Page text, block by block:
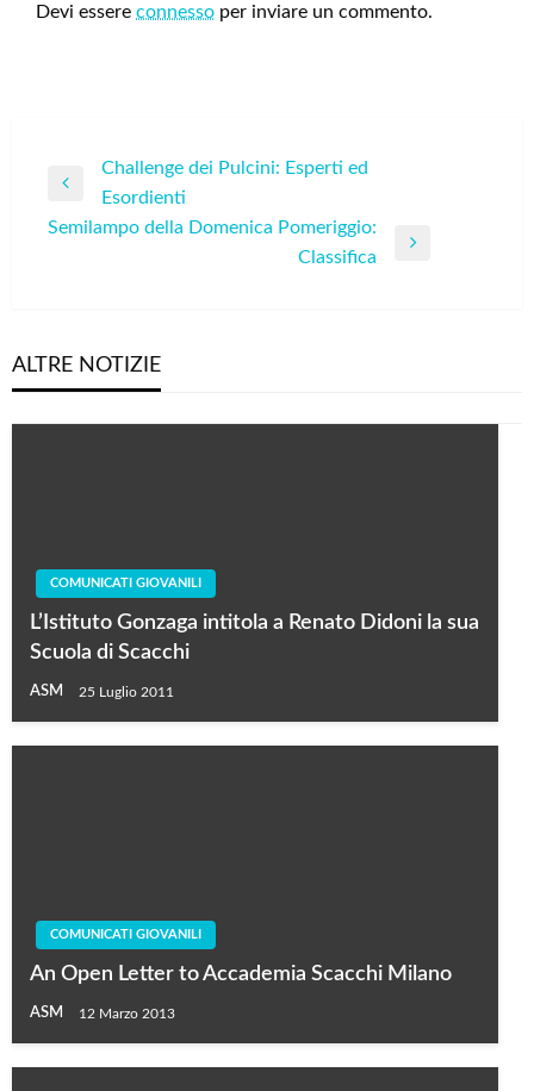
Devi essere connesso per inviare un commento.
Navigazione
articoli
Previous
Post
Challenge dei Pulcini: Esperti ed
Esordienti
Semilampo della Domenica Pomeriggio:
Classifica
ALTRE NOTIZIE
COMUNICATI GIOVANILI
L’Istituto Gonzaga intitola a Renato Didoni la sua
Scuola di Scacchi
ASM 25 Luglio 2011
COMUNICATI GIOVANILI
An Open Letter to Accademia Scacchi Milano
ASM 12 Marzo 2013